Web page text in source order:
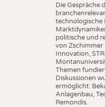
Die Gespräche
technologische
politische und
von Zschimmer
Innovation,
Themen
Diskussionen
ermöglicht:
Anlagenbau,
Remondis.